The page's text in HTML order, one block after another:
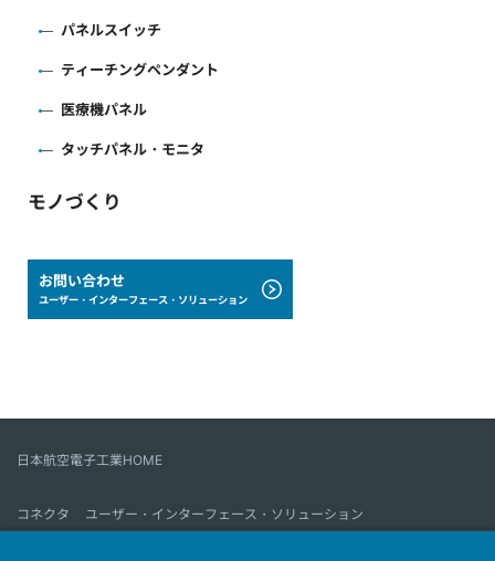
パネルスイッチ
ティーチングペンダント
医療機パネル
タッチパネル・モニタ
モノづくり
お問い合わせ
ユーザー・インターフェース・ソリューション
日本航空電子工業HOME
コネクタ
ユーザー・インターフェース・ソリューション